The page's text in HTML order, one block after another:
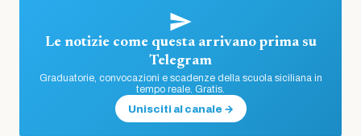
Le notizie come questa arrivano prima su
Telegram
Graduatorie, convocazioni e scadenze della scuola siciliana in
tempo reale. Gratis.
Unisciti al canale →